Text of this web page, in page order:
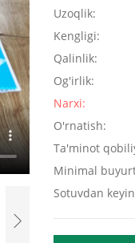
Uzoqlik:
Kengligi:
Qalinlik:
Og'irlik:
Narxi:
O'rnatish:
Ta'minot
Minimal
Sotuvdan